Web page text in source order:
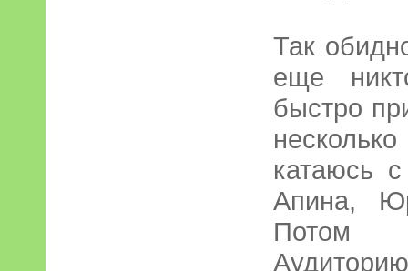
Так
еще
быстро
катаюсь
Апина,
Потом